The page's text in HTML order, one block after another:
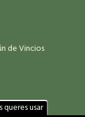
de Vincios
usar